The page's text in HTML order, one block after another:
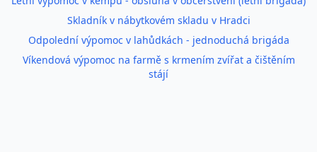
Skladník v nábytkovém skladu v Hradci
Odpolední výpomoc v lahůdkách - jednoduchá brigáda
Víkendová výpomoc na farmě s krmením zvířat a čištěním
stájí